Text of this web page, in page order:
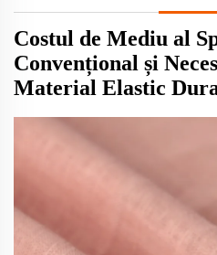
Costul de Mediu al
Convențional și
Material Elastic